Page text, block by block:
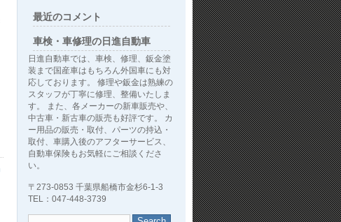
最近のコメント
車検・車修理の日進自動車
日進自動車では、車検、修理、鈑金塗
装まで国産車はもちろん外国車にも対
応しております。 修理や鈑金は熟練の
スタッフが丁寧に修理、整備いたしま
す。 また、各メーカーの新車販売や、
中古車・新古車の販売も好評です。 カ
ー用品の販売・取付、パーツの持込・
取付、車購入後のアフターサービス、
自動車保険もお気軽にご相談くださ
い。
〒273-0853 千葉県船橋市金杉6-1-3
TEL：047-448-3739